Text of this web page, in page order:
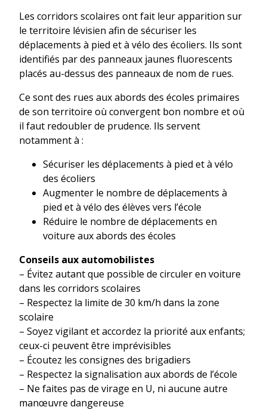
Les corridors scolaires ont fait leur apparition sur
le territoire lévisien afin de sécuriser les
déplacements à pied et à vélo des écoliers. Ils sont
identifiés par des panneaux jaunes fluorescents
placés au-dessus des panneaux de nom de rues.
Ce sont des rues aux abords des écoles primaires
de son territoire où convergent bon nombre et où
il faut redoubler de prudence. Ils servent
notamment à :
Sécuriser les déplacements à pied et à vélo
des écoliers
Augmenter le nombre de déplacements à
pied et à vélo des élèves vers l’école
Réduire le nombre de déplacements en
voiture aux abords des écoles
Conseils aux automobilistes
– Évitez autant que possible de circuler en voiture
dans les corridors scolaires
– Respectez la limite de 30 km/h dans la zone
scolaire
– Soyez vigilant et accordez la priorité aux enfants;
ceux-ci peuvent être imprévisibles
– Écoutez les consignes des brigadiers
– Respectez la signalisation aux abords de l’école
– Ne faites pas de virage en U, ni aucune autre
manœuvre dangereuse